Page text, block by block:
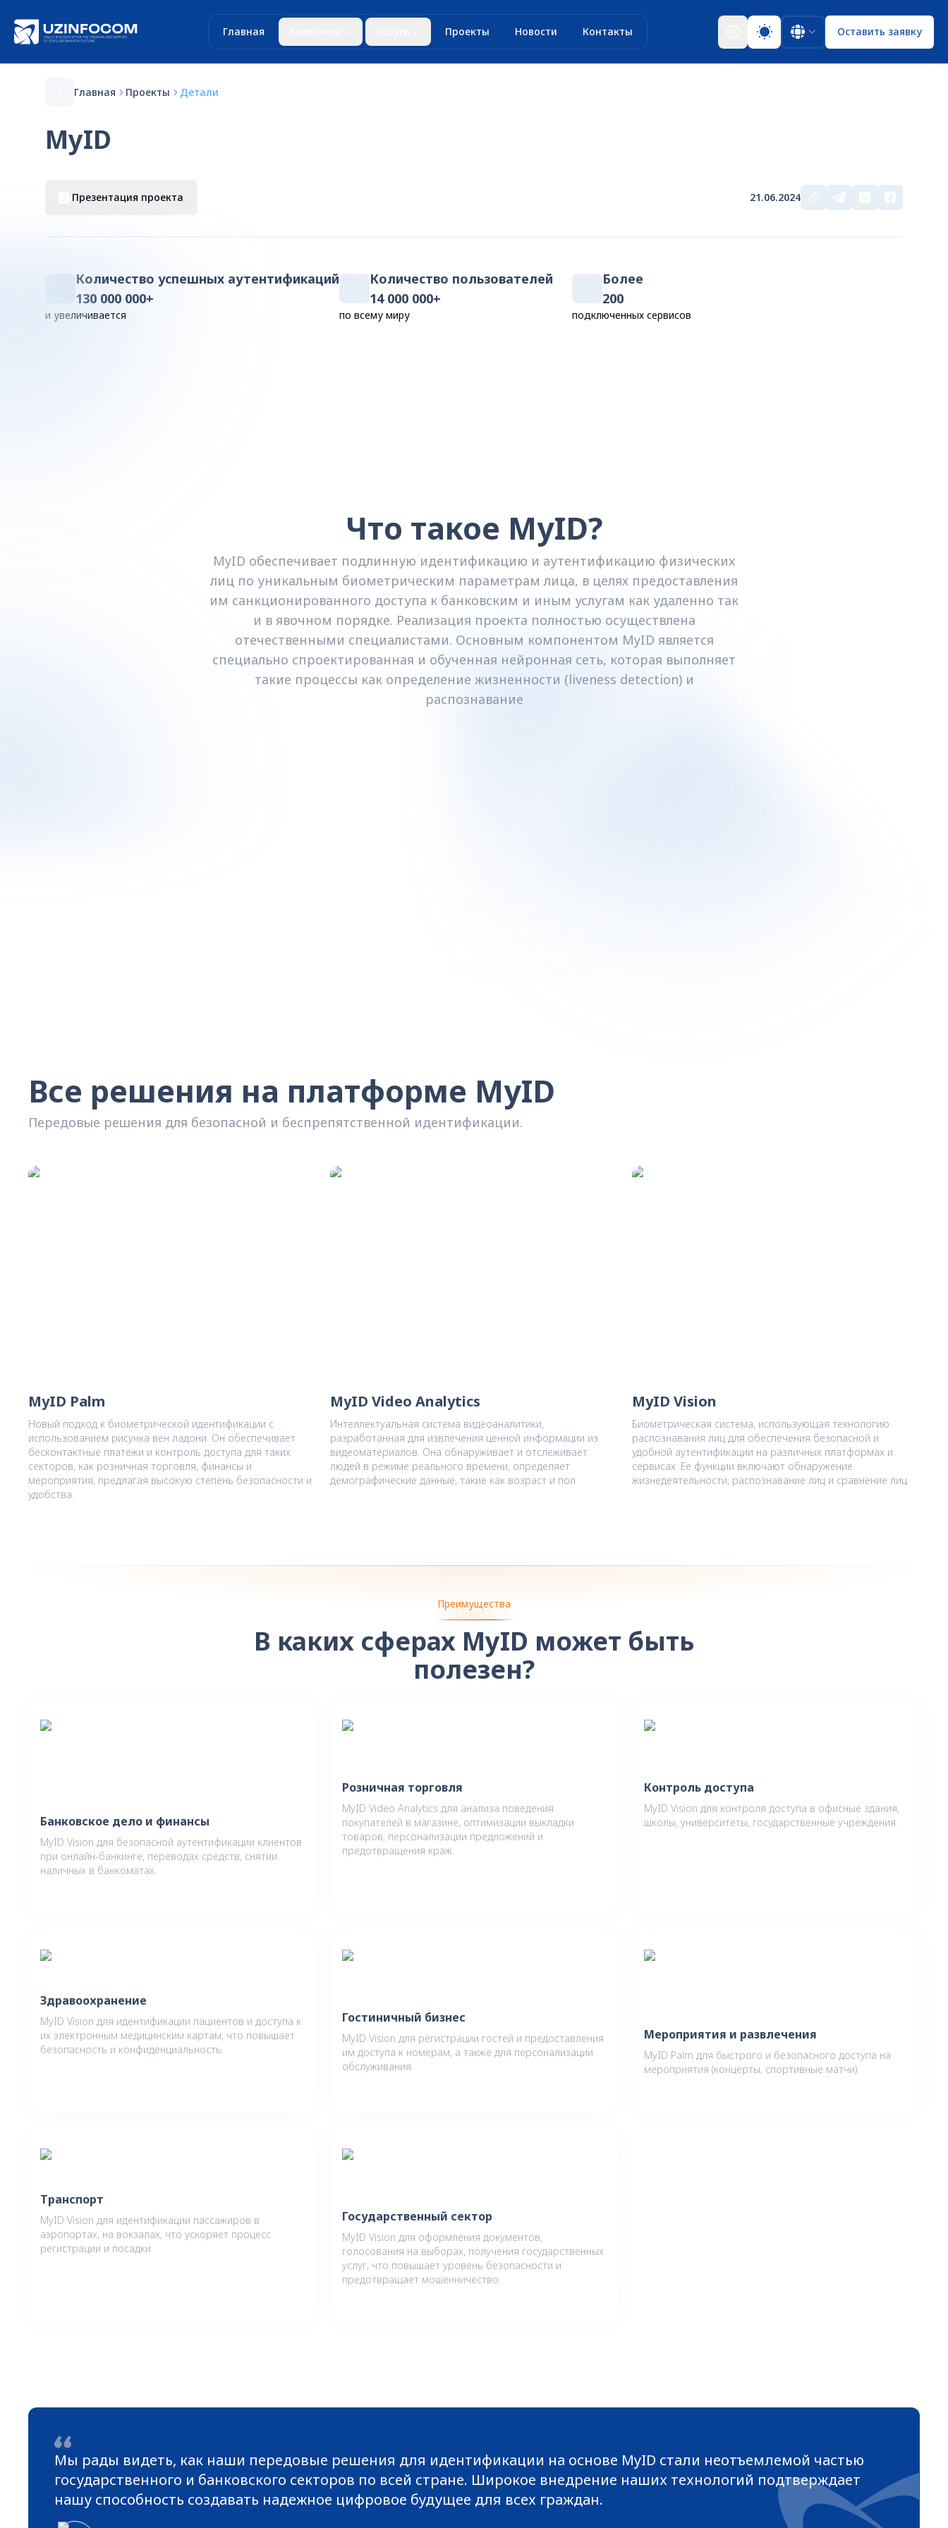
Главная Проекты Новости Контакты Оставить заявку
Главная Проекты Детали
MyID
Презентация проекта 21.06.2024
Количество успешных аутентификаций
130 000 000+
и увеличивается
Количество пользователей
14 000 000+
по всему миру
Более
200
подключенных сервисов
Что такое MyID?
MyID обеспечивает подлинную идентификацию и аутентификацию физических
лиц по уникальным биометрическим параметрам лица, в целях предоставления
им санкционированного доступа к банковским и иным услугам как удаленно так
и в явочном порядке. Реализация проекта полностью осуществлена
отечественными специалистами. Основным компонентом MyID является
специально спроектированная и обученная нейронная сеть, которая выполняет
такие процессы как определение жизненности (liveness detection) и
распознавание
Все решения на платформе MyID
Передовые решения для безопасной и беспрепятственной идентификации.
MyID Palm
Новый подход к биометрической идентификации с
использованием рисунка вен ладони. Он обеспечивает
бесконтактные платежи и контроль доступа для таких
секторов, как розничная торговля, финансы и
мероприятия, предлагая высокую степень безопасности и
удобства.
MyID Video Analytics
Интеллектуальная система видеоаналитики,
разработанная для извлечения ценной информации из
видеоматериалов. Она обнаруживает и отслеживает
людей в режиме реального времени, определяет
демографические данные, такие как возраст и пол
MyID Vision
Биометрическая система, использующая технологию
распознавания лиц для обеспечения безопасной и
удобной аутентификации на различных платформах и
сервисах. Ее функции включают обнаружение
жизнедеятельности, распознавание лиц и сравнение лиц
Преимущества
В каких сферах MyID может быть
полезен?
Банковское дело и финансы
MyID Vision для безопасной аутентификации клиентов
при онлайн-банкинге, переводах средств, снятии
наличных в банкоматах.
Розничная торговля
MyID Video Analytics для анализа поведения
покупателей в магазине, оптимизации выкладки
товаров, персонализации предложений и
предотвращения краж.
Контроль доступа
MyID Vision для контроля доступа в офисные здания,
школы, университеты, государственные учреждения.
Здравоохранение
MyID Vision для идентификации пациентов и доступа к
их электронным медицинским картам, что повышает
безопасность и конфиденциальность.
Гостиничный бизнес
MyID Vision для регистрации гостей и предоставления
им доступа к номерам, а также для персонализации
обслуживания.
Мероприятия и развлечения
MyID Palm для быстрого и безопасного доступа на
мероприятия (концерты, спортивные матчи).
Транспорт
MyID Vision для идентификации пассажиров в
аэропортах, на вокзалах, что ускоряет процесс
регистрации и посадки
Государственный сектор
MyID Vision для оформления документов,
голосования на выборах, получения государственных
услуг, что повышает уровень безопасности и
предотвращает мошенничество
Мы рады видеть, как наши передовые решения для идентификации на основе MyID стали неотъемлемой частью
государственного и банковского секторов по всей стране. Широкое внедрение наших технологий подтверждает
нашу способность создавать надежное цифровое будущее для всех граждан.